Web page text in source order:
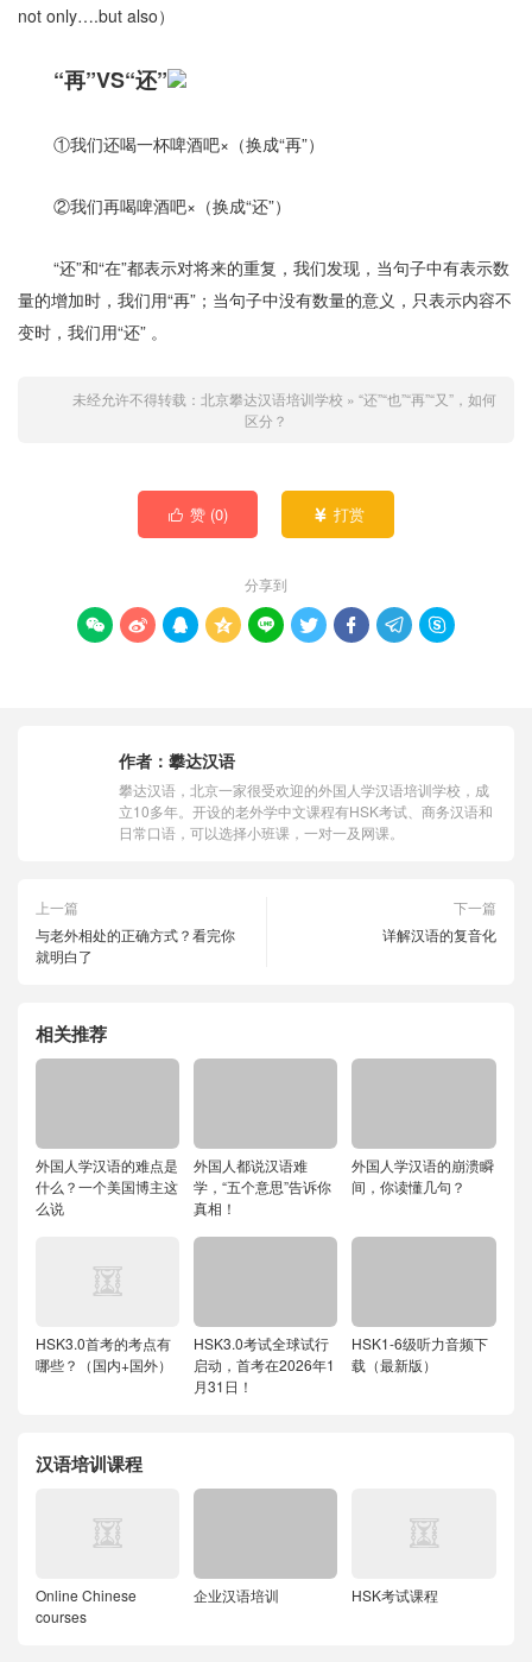
not only….but also）
“再”VS“还”
①我们还喝一杯啤酒吧×（换成“再”）
②我们再喝啤酒吧×（换成“还”）
“还”和“在”都表示对将来的重复，我们发现，当句子中有表示数
量的增加时，我们用“再”；当句子中没有数量的意义，只表示内容不
变时，我们用“还” 。
未经允许不得转载： 北京攀达汉语培训学校 » “还”“也”“再”“又”，如何
区分？
 赞 (0)  打赏
分享到
        
作者： 攀达汉语
攀达汉语，北京一家很受欢迎的外国人学汉语培训学校，成
立10多年。开设的老外学中文课程有HSK考试、商务汉语和
日常口语，可以选择小班课，一对一及网课。
上一篇
与老外相处的正确方式？看完你
就明白了
下一篇
详解汉语的复音化
相关推荐
外国人学汉语的难点是
什么？一个美国博主这
么说
外国人都说汉语难
学，“五个意思”告诉你
真相！
外国人学汉语的崩溃瞬
间，你读懂几句？
HSK3.0首考的考点有
哪些？（国内+国外）
HSK3.0考试全球试行
启动，首考在2026年1
月31日！
HSK1-6级听力音频下
载（最新版）
汉语培训课程
Online Chinese
courses
企业汉语培训 HSK考试课程